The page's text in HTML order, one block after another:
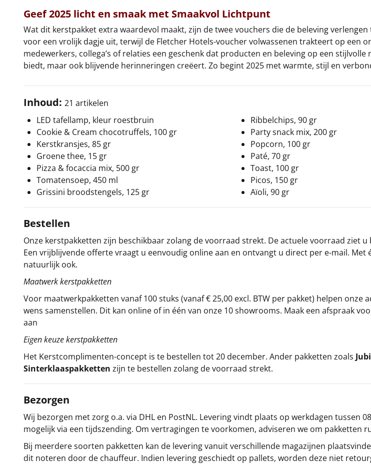
Geef 2025 licht en smaak met Smaakvol Lichtpunt
Wat dit kerstpakket extra waardevol maakt, zijn de twee vouchers die de beleving
voor een vrolijk dagje uit, terwijl de Fletcher Hotels-voucher volwassenen trakteert op een
medewerkers, collega’s of relaties een geschenk dat producten en beleving op een
biedt, maar ook blijvende herinneringen creëert. Zo begint 2025 met warmte, stijl en
Inhoud: 21 artikelen
LED tafellamp, kleur roestbruin
Cookie & Cream chocotruffels, 100 gr
Kerstkransjes, 85 gr
Groene thee, 15 gr
Pizza & focaccia mix, 500 gr
Tomatensoep, 450 ml
Grissini broodstengels, 125 gr
Ribbelchips, 90 gr
Party snack mix, 200 gr
Popcorn, 100 gr
Paté, 70 gr
Toast, 100 gr
Picos, 150 gr
Aïoli, 90 gr
Bestellen
Onze kerstpakketten zijn beschikbaar zolang de voorraad strekt. De actuele voorraad ziet
Een vrijblijvende offerte vraagt u eenvoudig online aan en ontvangt u direct per e-mail.
natuurlijk ook.
Maatwerk kerstpakketten
Voor maatwerkpakketten vanaf 100 stuks (vanaf € 25,00 excl. BTW per pakket) helpen
wens samenstellen. Dit kan online of in één van onze 10 showrooms. Maak een afspraak
aan
Eigen keuze kerstpakketten
Het Kerstcomplimenten-concept is te bestellen tot 20 december. Ander pakketten zoals
Sinterklaaspakketten zijn te bestellen zolang de voorraad strekt.
Bezorgen
Wij bezorgen met zorg o.a. via DHL en PostNL. Levering vindt plaats op werkdagen tussen
mogelijk via een tijdszending. Om vertragingen te voorkomen, adviseren we om pakketten
Bij meerdere soorten pakketten kan de levering vanuit verschillende magazijnen
dit noteren door de chauffeur. Indien levering geschiedt op pallets, worden deze niet